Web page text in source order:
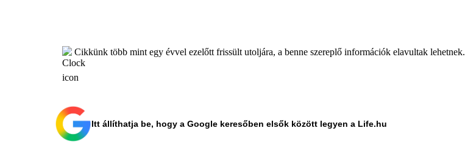
Cikkünk több mint egy évvel ezelőtt frissült utoljára, a benne szereplő információk elavultak lehetnek.
Itt állíthatja be, hogy a Google keresőben elsők között legyen a Life.hu